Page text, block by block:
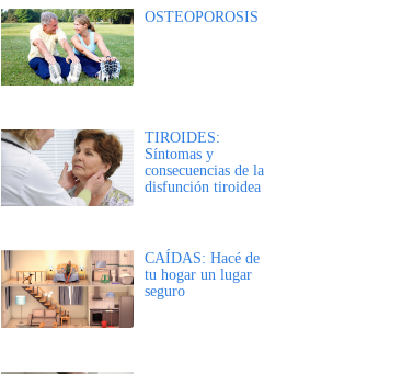
OSTEOPOROSIS
TIROIDES:
Síntomas y
consecuencias de la
disfunción tiroidea
CAÍDAS: Hacé de
tu hogar un lugar
seguro